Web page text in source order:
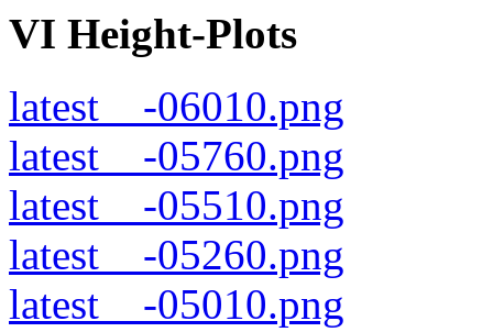
VI Height-Plots
latest__-06010.png
latest__-05760.png
latest__-05510.png
latest__-05260.png
latest__-05010.png